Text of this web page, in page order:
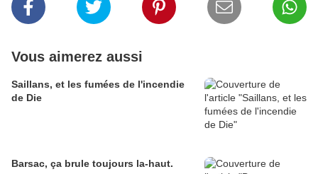
Vous aimerez aussi
Saillans, et les fumées de l'incendie
de Die
Barsac, ça brule toujours la-haut.